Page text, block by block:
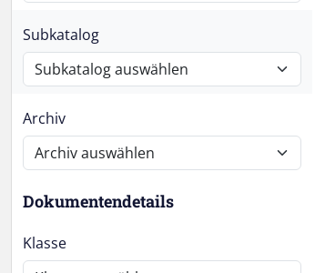
Subkatalog
Archiv
Dokumentendetails
Klasse